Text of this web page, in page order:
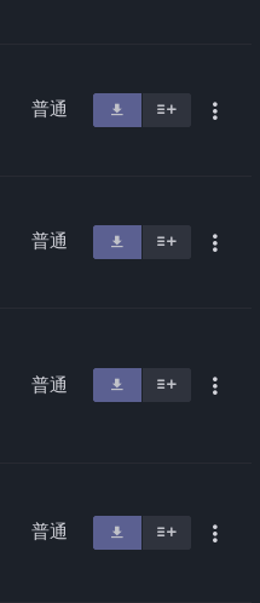
普通
普通
普通
普通